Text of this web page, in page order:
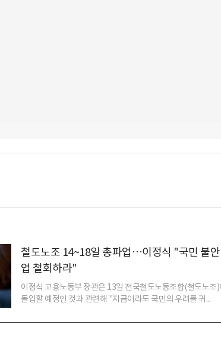
철도노조 14~18일 총파업…이정식 "국민 불
업 철회하라"
이정식 고용노동부 장관은 13일 전국철도노동조합(철도노조
돌입할 예정인 것과 관련해 "지금이라도 국민의 우려를 귀...